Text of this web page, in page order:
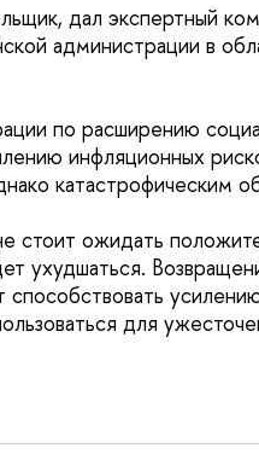
дал экспертный
администрации в
по расширению
инфляционных
катастрофическим
стоит ожидать
ухудшаться.
для